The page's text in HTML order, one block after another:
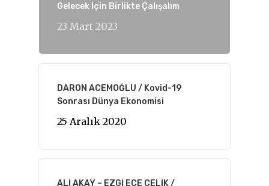
Gelecek İçin Birlikte Çalışalım
23 Mart 2023
DARON ACEMOĞLU / Kovid-19
Sonrası Dünya Ekonomisi
25 Aralık 2020
ALİ AKAY – EZGİ ECE ÇELİK /